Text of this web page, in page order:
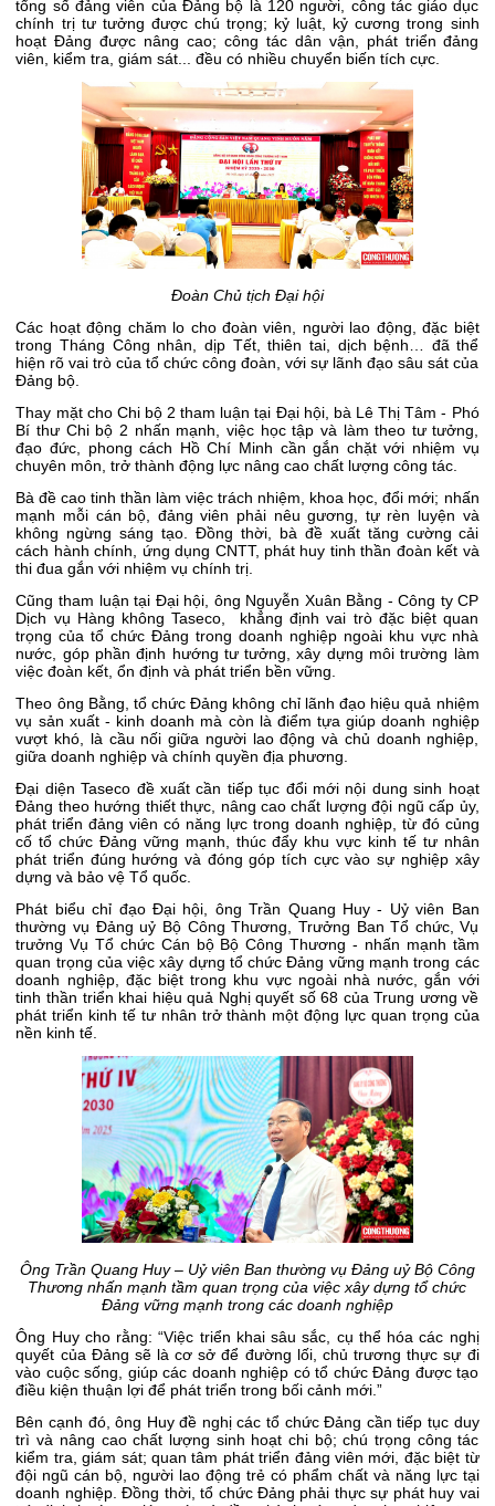
tổng số đảng viên của Đảng bộ là 120 người, công tác giáo dục
chính trị tư tưởng được chú trọng; kỷ luật, kỷ cương trong sinh
hoạt Đảng được nâng cao; công tác dân vận, phát triển đảng
viên, kiểm tra, giám sát... đều có nhiều chuyển biến tích cực.
Đoàn Chủ tịch Đại hội
Các hoạt động chăm lo cho đoàn viên, người lao động, đặc biệt
trong Tháng Công nhân, dịp Tết, thiên tai, dịch bệnh… đã thể
hiện rõ vai trò của tổ chức công đoàn, với sự lãnh đạo sâu sát của
Đảng bộ.
Thay mặt cho Chi bộ 2 tham luận tại Đại hội, bà Lê Thị Tâm - Phó
Bí thư Chi bộ 2 nhấn mạnh, việc học tập và làm theo tư tưởng,
đạo đức, phong cách Hồ Chí Minh cần gắn chặt với nhiệm vụ
chuyên môn, trở thành động lực nâng cao chất lượng công tác.
Bà đề cao tinh thần làm việc trách nhiệm, khoa học, đổi mới; nhấn
mạnh mỗi cán bộ, đảng viên phải nêu gương, tự rèn luyện và
không ngừng sáng tạo. Đồng thời, bà đề xuất tăng cường cải
cách hành chính, ứng dụng CNTT, phát huy tinh thần đoàn kết và
thi đua gắn với nhiệm vụ chính trị.
Cũng tham luận tại Đại hội, ông Nguyễn Xuân Bằng - Công ty CP
Dịch vụ Hàng không Taseco, khẳng định vai trò đặc biệt quan
trọng của tổ chức Đảng trong doanh nghiệp ngoài khu vực nhà
nước, góp phần định hướng tư tưởng, xây dựng môi trường làm
việc đoàn kết, ổn định và phát triển bền vững.
Theo ông Bằng, tổ chức Đảng không chỉ lãnh đạo hiệu quả nhiệm
vụ sản xuất - kinh doanh mà còn là điểm tựa giúp doanh nghiệp
vượt khó, là cầu nối giữa người lao động và chủ doanh nghiệp,
giữa doanh nghiệp và chính quyền địa phương.
Đại diện Taseco đề xuất cần tiếp tục đổi mới nội dung sinh hoạt
Đảng theo hướng thiết thực, nâng cao chất lượng đội ngũ cấp ủy,
phát triển đảng viên có năng lực trong doanh nghiệp, từ đó củng
cố tổ chức Đảng vững mạnh, thúc đẩy khu vực kinh tế tư nhân
phát triển đúng hướng và đóng góp tích cực vào sự nghiệp xây
dựng và bảo vệ Tổ quốc.
Phát biểu chỉ đạo Đại hội, ông Trần Quang Huy - Uỷ viên Ban
thường vụ Đảng uỷ Bộ Công Thương, Trưởng Ban Tổ chức, Vụ
trưởng Vụ Tổ chức Cán bộ Bộ Công Thương - nhấn mạnh tầm
quan trọng của việc xây dựng tổ chức Đảng vững mạnh trong các
doanh nghiệp, đặc biệt trong khu vực ngoài nhà nước, gắn với
tinh thần triển khai hiệu quả Nghị quyết số 68 của Trung ương về
phát triển kinh tế tư nhân trở thành một động lực quan trọng của
nền kinh tế.
Ông Trần Quang Huy – Uỷ viên Ban thường vụ Đảng uỷ Bộ Công
Thương nhấn mạnh tầm quan trọng của việc xây dựng tổ chức
Đảng vững mạnh trong các doanh nghiệp
Ông Huy cho rằng: “Việc triển khai sâu sắc, cụ thể hóa các nghị
quyết của Đảng sẽ là cơ sở để đường lối, chủ trương thực sự đi
vào cuộc sống, giúp các doanh nghiệp có tổ chức Đảng được tạo
điều kiện thuận lợi để phát triển trong bối cảnh mới.”
Bên cạnh đó, ông Huy đề nghị các tổ chức Đảng cần tiếp tục duy
trì và nâng cao chất lượng sinh hoạt chi bộ; chú trọng công tác
kiểm tra, giám sát; quan tâm phát triển đảng viên mới, đặc biệt từ
đội ngũ cán bộ, người lao động trẻ có phẩm chất và năng lực tại
doanh nghiệp. Đồng thời, tổ chức Đảng phải thực sự phát huy vai